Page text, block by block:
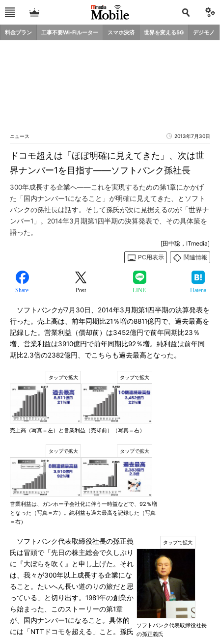
料金プラン 工事不要Wi-Fiルーター スマホ決済 世界を変える5G デジモノ
ニュース 2013年7月30日
ドコモ超えは「ほぼ明確に見えてきた」、次は世
界ナンバー1を目指す――ソフトバンク孫社長
300年成長する企業へ――これを実現するための第1章にかかげ
た「国内ナンバー1になること」が明確に見えてきた、とソフト
バンクの孫社長は話す。そして孫氏が次に見据えるのが「世界ナ
ンバー1」。2014年3月期第1四半期の決算発表で、その具体策を
語った。
[田中聡，ITmedia]
PC用表示
関連情報
Share Post LINE Hatena
ソフトバンクが7月30日、2014年3月期第1四半期の決算発表を
行った。売上高は、前年同期比21％増の8811億円で、過去最高を
記録した。営業利益（償却前）は3452億円で前年同期比23％
増、営業利益は3910億円で前年同期比92％増。純利益は前年同
期比2.3倍の2382億円、でこちらも過去最高となった。
売上高（写真＝左）と営業利益（売却前）（写真＝右）
営業利益は、ガンホー子会社化に伴う一時益などで、92％増
となった（写真＝左）。純利益も過去最高を記録した（写真
＝右）
ソフトバンク代表取締役社長
の孫正義氏
ソフトバンク代表取締役社長の孫正義
氏は冒頭で「先日の株主総会で久しぶり
に『大ぼらを吹く』と申し上げた。それ
は、我々が300年以上成長する企業にな
ること。たいへん長い道のりの旅だと思
っている」と切り出す。1981年の創業か
ら始まった、このストーリーの第1章
が、国内ナンバー1になること。具体的
には「NTTドコモを超える」こと。孫氏